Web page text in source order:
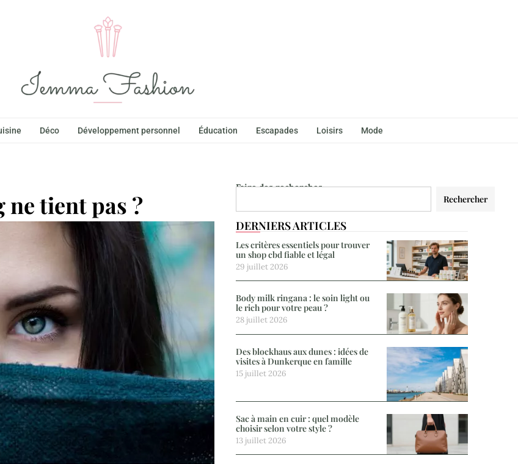
Déco Développement personnel Éducation Escapades Loisirs Mode
Faire des recherches
Rechercher
DERNIERS ARTICLES
Les critères essentiels pour trouver
un shop cbd fiable et légal
29 juillet 2026
Body milk ringana : le soin light ou
le rich pour votre peau ?
28 juillet 2026
Des blockhaus aux dunes : idées de
visites à Dunkerque en famille
15 juillet 2026
Sac à main en cuir : quel modèle
choisir selon votre style ?
13 juillet 2026
tient pas ?